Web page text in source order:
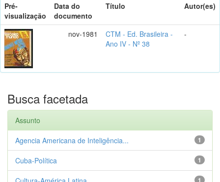
Pré-
visualização
Data do
documento
Título Autor(es)
nov-1981
CTM - Ed. Brasileira -
Ano IV - Nº 38
-
Busca facetada
Assunto
1
Agencia Americana de Inteligência...
1
Cuba-Política
1